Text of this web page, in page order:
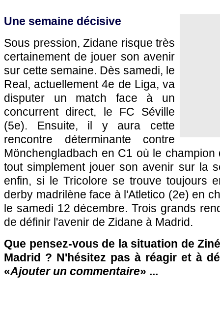
Une semaine décisive
Sous pression, Zidane risque très
certainement de jouer son avenir
sur cette semaine. Dès samedi, le
Real, actuellement 4e de Liga, va
disputer un match face à un
concurrent direct, le FC Séville
(5e). Ensuite, il y aura cette
rencontre déterminante contre
Mönchengladbach en C1 où le
tout simplement jouer son avenir sur la
enfin, si le Tricolore se trouve toujours
derby madrilène face à l'Atletico (2e) en
le samedi 12 décembre. Trois grands
de définir l'avenir de Zidane à Madrid.
Que pensez-vous de la situation de
Madrid ? N'hésitez pas à réagir et à
«Ajouter un commentaire» ...